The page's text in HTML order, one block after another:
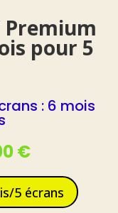
Premium
pour 5
: 6 mois
€Le
actuel
est :
5 écrans